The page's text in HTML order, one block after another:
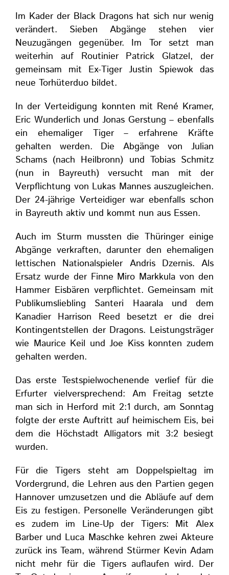
Im Kader der Black Dragons hat sich nur wenig
verändert. Sieben Abgänge stehen vier
Neuzugängen gegenüber. Im Tor setzt man
weiterhin auf Routinier Patrick Glatzel, der
gemeinsam mit Ex-Tiger Justin Spiewok das
neue Torhüterduo bildet.
In der Verteidigung konnten mit René Kramer,
Eric Wunderlich und Jonas Gerstung – ebenfalls
ein ehemaliger Tiger – erfahrene Kräfte
gehalten werden. Die Abgänge von Julian
Schams (nach Heilbronn) und Tobias Schmitz
(nun in Bayreuth) versucht man mit der
Verpflichtung von Lukas Mannes auszugleichen.
Der 24-jährige Verteidiger war ebenfalls schon
in Bayreuth aktiv und kommt nun aus Essen.
Auch im Sturm mussten die Thüringer einige
Abgänge verkraften, darunter den ehemaligen
lettischen Nationalspieler Andris Dzernis. Als
Ersatz wurde der Finne Miro Markkula von den
Hammer Eisbären verpflichtet. Gemeinsam mit
Publikumsliebling Santeri Haarala und dem
Kanadier Harrison Reed besetzt er die drei
Kontingentstellen der Dragons. Leistungsträger
wie Maurice Keil und Joe Kiss konnten zudem
gehalten werden.
Das erste Testspielwochenende verlief für die
Erfurter vielversprechend: Am Freitag setzte
man sich in Herford mit 2:1 durch, am Sonntag
folgte der erste Auftritt auf heimischem Eis, bei
dem die Höchstadt Alligators mit 3:2 besiegt
wurden.
Für die Tigers steht am Doppelspieltag im
Vordergrund, die Lehren aus den Partien gegen
Hannover umzusetzen und die Abläufe auf dem
Eis zu festigen. Personelle Veränderungen gibt
es zudem im Line-Up der Tigers: Mit Alex
Barber und Luca Maschke kehren zwei Akteure
zurück ins Team, während Stürmer Kevin Adam
nicht mehr für die Tigers auflaufen wird. Der